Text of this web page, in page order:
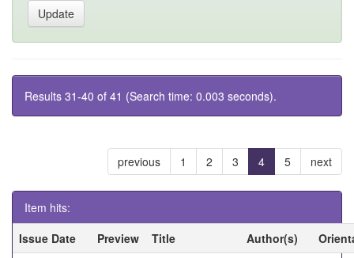
Results 31-40 of 41 (Search time: 0.003 seconds).
previous 1 2 3 4 5 next
Item hits:
Issue Date
Preview Title Author(s)